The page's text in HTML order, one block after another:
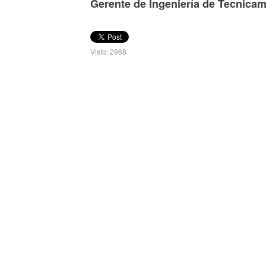
Gerente de Ingeniería de Tecnicam
Visto: 2968